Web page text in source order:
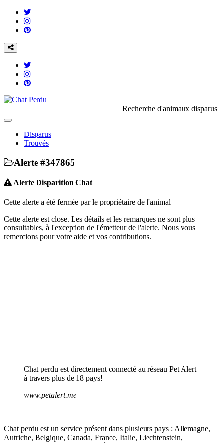
Recherche d'animaux disparus
Toggle
navigationDisparus
Trouvés
Alerte #347865
Alerte Disparition Chat
Cette alerte a été fermée par le propriétaire de l'animal
Cette alerte est close. Les détails et les remarques ne sont plus
consultables, à l'exception de l'émetteur de l'alerte. Nous vous
remercions pour votre aide et vos contributions.
Chat perdu est directement connecté au réseau Pet Alert
à travers plus de 18 pays!
www.petalert.me
Chat perdu est un service présent dans plusieurs pays : Allemagne,
Autriche, Belgique, Canada, France, Italie, Liechtenstein,